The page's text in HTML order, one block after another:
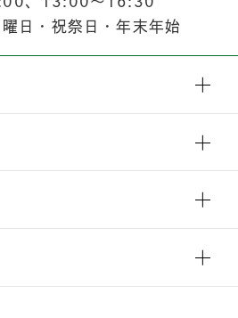
・祝祭日・年末年始